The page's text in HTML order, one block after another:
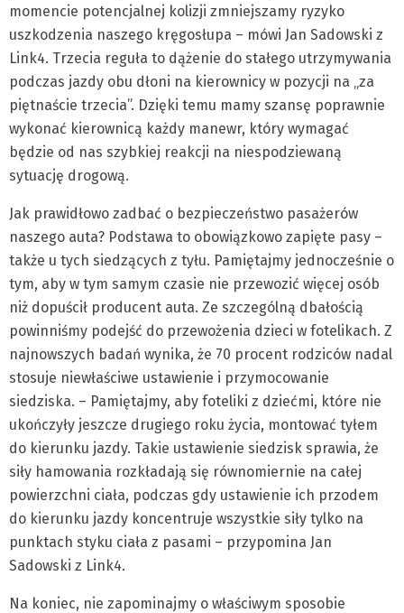
momencie potencjalnej kolizji zmniejszamy ryzyko
uszkodzenia naszego kręgosłupa – mówi Jan Sadowski z
Link4. Trzecia reguła to dążenie do stałego utrzymywania
podczas jazdy obu dłoni na kierownicy w pozycji na „za
piętnaście trzecia”. Dzięki temu mamy szansę poprawnie
wykonać kierownicą każdy manewr, który wymagać
będzie od nas szybkiej reakcji na niespodziewaną
sytuację drogową.
Jak prawidłowo zadbać o bezpieczeństwo pasażerów
naszego auta? Podstawa to obowiązkowo zapięte pasy –
także u tych siedzących z tyłu. Pamiętajmy jednocześnie o
tym, aby w tym samym czasie nie przewozić więcej osób
niż dopuścił producent auta. Ze szczególną dbałością
powinniśmy podejść do przewożenia dzieci w fotelikach. Z
najnowszych badań wynika, że 70 procent rodziców nadal
stosuje niewłaściwe ustawienie i przymocowanie
siedziska. – Pamiętajmy, aby foteliki z dziećmi, które nie
ukończyły jeszcze drugiego roku życia, montować tyłem
do kierunku jazdy. Takie ustawienie siedzisk sprawia, że
siły hamowania rozkładają się równomiernie na całej
powierzchni ciała, podczas gdy ustawienie ich przodem
do kierunku jazdy koncentruje wszystkie siły tylko na
punktach styku ciała z pasami – przypomina Jan
Sadowski z Link4.
Na koniec, nie zapominajmy o właściwym sposobie